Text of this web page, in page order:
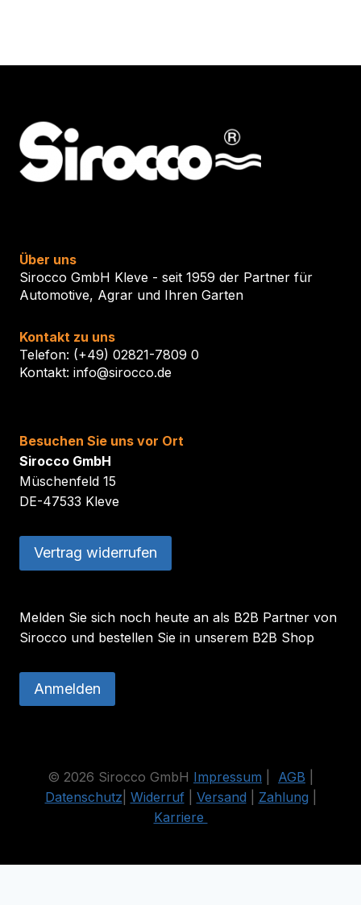
Über uns
Sirocco GmbH Kleve - seit 1959 der Partner für
Automotive, Agrar und Ihren Garten
Kontakt zu uns
Telefon: (+49) 02821-7809 0
Kontakt: info@sirocco.de
Besuchen Sie uns vor Ort
Sirocco GmbH
Müschenfeld 15
DE-47533 Kleve
Vertrag widerrufen
Melden Sie sich noch heute an als B2B Partner von
Sirocco und bestellen Sie in unserem B2B Shop
Anmelden
© 2026 Sirocco GmbH Impressum AGB
Datenschutz Widerruf| Versand Zahlung
Karriere